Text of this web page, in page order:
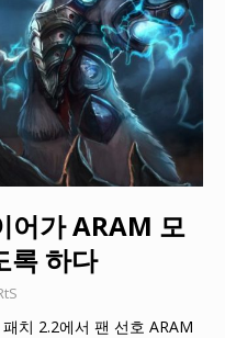
어가 ARAM 모
록 하다
치 2.2에서 팬 선호 ARAM